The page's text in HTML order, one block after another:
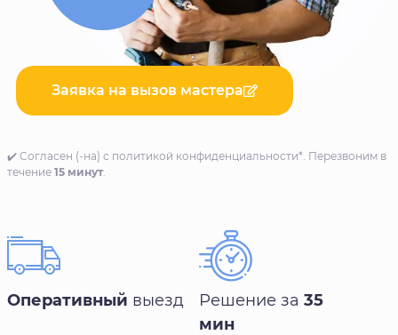
Заявка на вызов мастера
✔️ Согласен (-на) с политикой конфиденциальности*. Перезвоним в
течение 15 минут.
Оперативный выезд Решение за 35
мин